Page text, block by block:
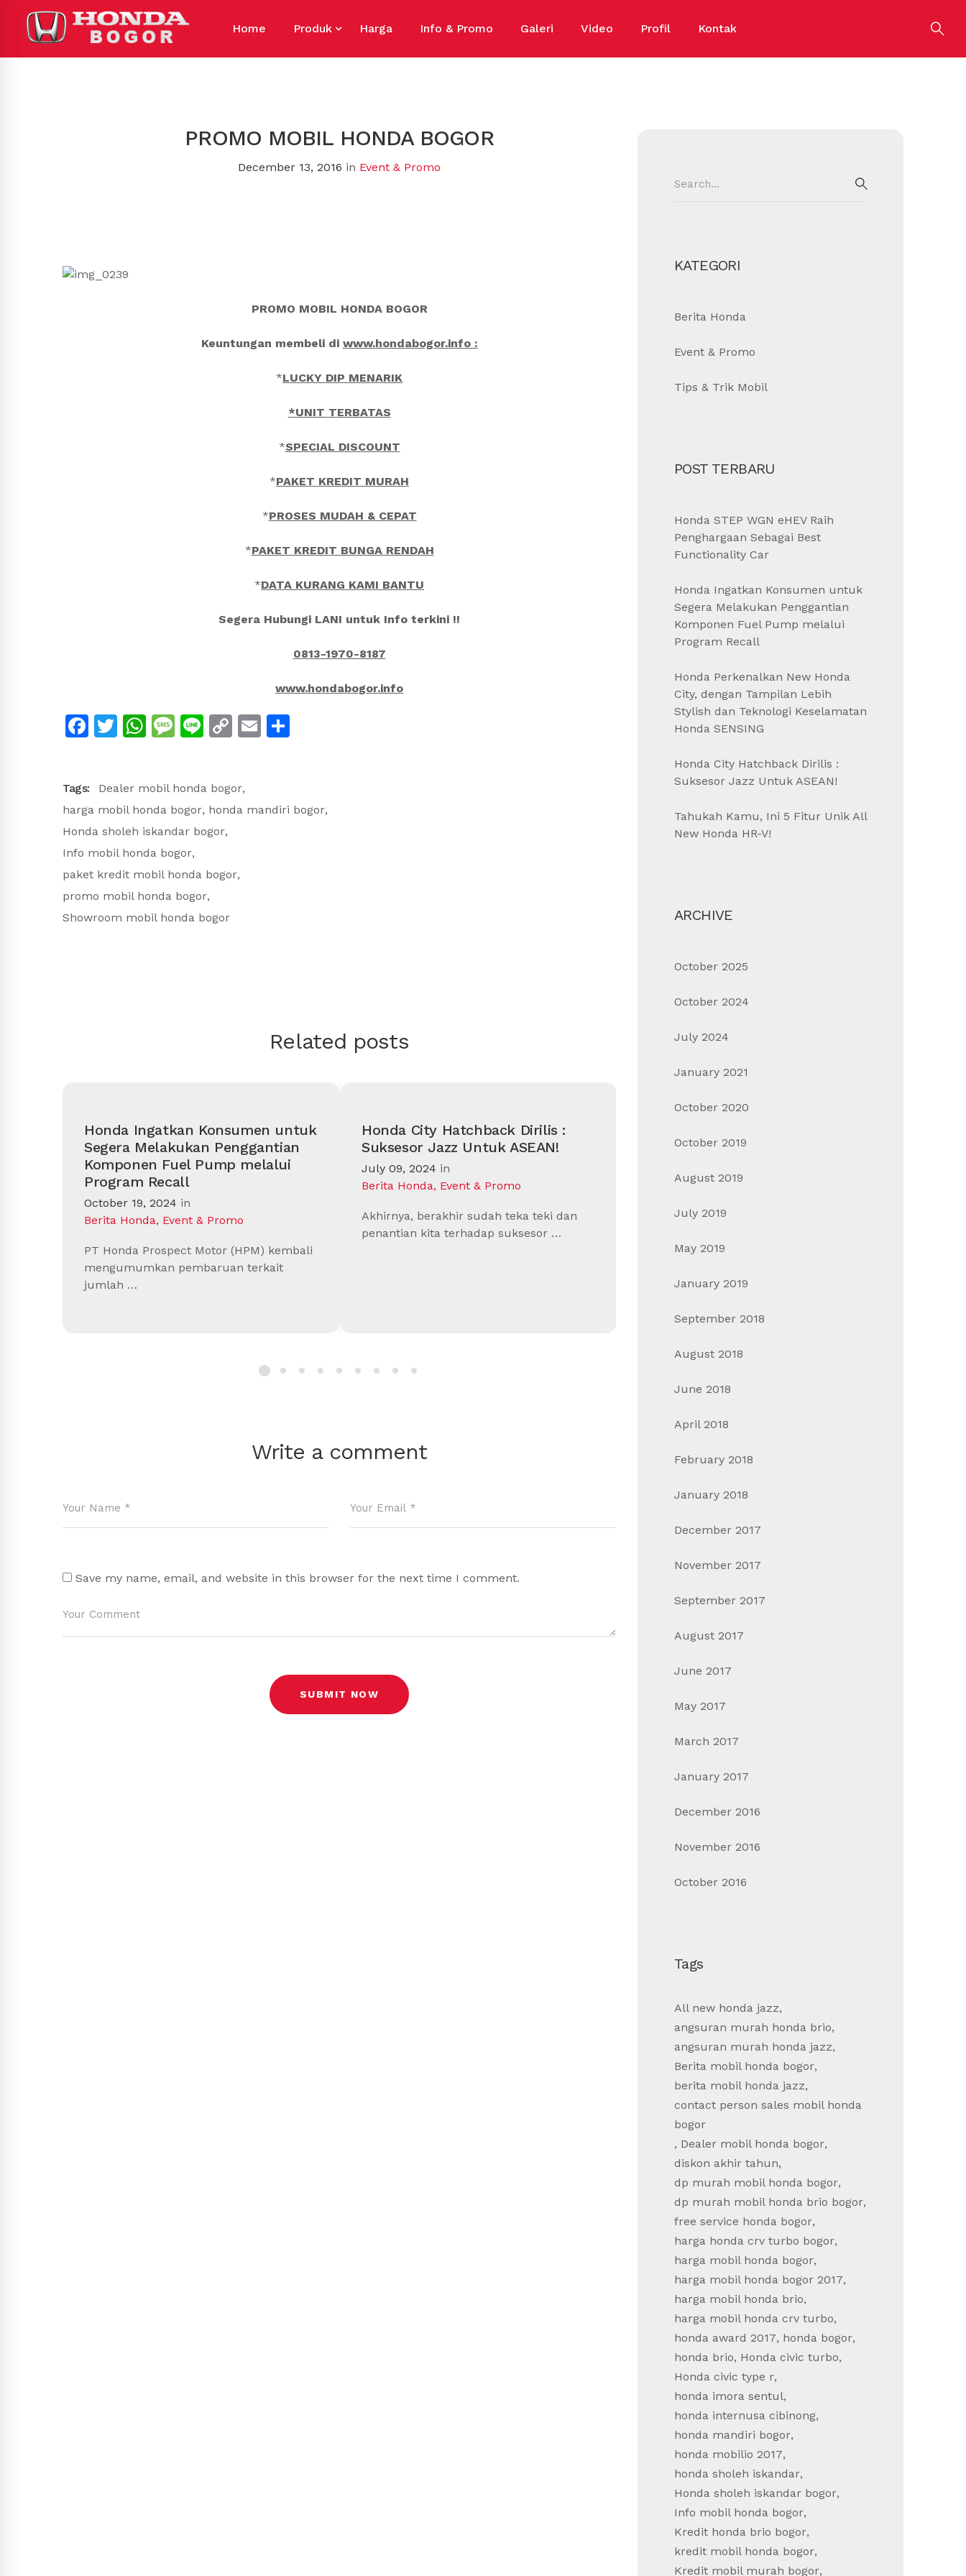
Home Produk Harga Info & Promo Galeri Video Profil Kontak
PROMO MOBIL HONDA BOGOR
December 13, 2016 in Event & Promo
PROMO MOBIL HONDA BOGOR
Keuntungan membeli di www.hondabogor.info :
*LUCKY DIP MENARIK
*UNIT TERBATAS
*SPECIAL DISCOUNT
*PAKET KREDIT MURAH
*PROSES MUDAH & CEPAT
*PAKET KREDIT BUNGA RENDAH
*DATA KURANG KAMI BANTU
Segera Hubungi LANI untuk Info terkini !!
0813-1970-8187
www.hondabogor.info
Facebook
Twitter
WhatsApp
Message
LineCopyEmail
Tags: Dealer mobil honda bogor,
harga mobil honda bogor, honda mandiri bogor,
Honda sholeh iskandar bogor,
Info mobil honda bogor,
paket kredit mobil honda bogor,
promo mobil honda bogor,
Showroom mobil honda bogor
Related posts
Honda Ingatkan Konsumen untuk
Segera Melakukan Penggantian
Komponen Fuel Pump melalui
Program Recall
October 19, 2024 in
Berita Honda, Event & Promo
PT Honda Prospect Motor (HPM) kembali
mengumumkan pembaruan terkait
jumlah …
Honda City Hatchback Dirilis :
Suksesor Jazz Untuk ASEAN!
July 09, 2024 in
Berita Honda, Event & Promo
Akhirnya, berakhir sudah teka teki dan
penantian kita terhadap suksesor …
Konsumen Berolahraga Sambil
“Sehat Bersama Honda”
tahun 2021, Honda …
Write a comment
Save my name, email, and website in this browser for the next time I comment.
for:
KATEGORI
Berita Honda
Event & Promo
Tips & Trik Mobil
POST TERBARU
Honda STEP WGN eHEV Raih
Penghargaan Sebagai Best
Functionality Car
Honda Ingatkan Konsumen untuk
Segera Melakukan Penggantian
Komponen Fuel Pump melalui
Program Recall
Honda Perkenalkan New Honda
City, dengan Tampilan Lebih
Stylish dan Teknologi Keselamatan
Honda SENSING
Honda City Hatchback Dirilis :
Suksesor Jazz Untuk ASEAN!
Tahukah Kamu, Ini 5 Fitur Unik All
New Honda HR-V!
ARCHIVE
October 2025
October 2024
July 2024
January 2021
October 2020
October 2019
August 2019
July 2019
May 2019
January 2019
September 2018
August 2018
June 2018
April 2018
February 2018
January 2018
December 2017
November 2017
September 2017
August 2017
June 2017
May 2017
March 2017
January 2017
December 2016
November 2016
October 2016
Tags
All new honda jazz,
angsuran murah honda brio,
angsuran murah honda jazz,
Berita mobil honda bogor,
berita mobil honda jazz,
contact person sales mobil honda
bogor
, Dealer mobil honda bogor,
diskon akhir tahun,
dp murah mobil honda bogor,
dp murah mobil honda brio bogor,
free service honda bogor,
harga honda crv turbo bogor,
harga mobil honda bogor,
harga mobil honda bogor 2017,
harga mobil honda brio,
harga mobil honda crv turbo,
honda award 2017, honda bogor,
honda brio, Honda civic turbo,
Honda civic type r,
honda imora sentul,
honda internusa cibinong,
honda mandiri bogor,
honda mobilio 2017,
honda sholeh iskandar,
Honda sholeh iskandar bogor,
Info mobil honda bogor,
Kredit honda brio bogor,
kredit mobil honda bogor,
Kredit mobil murah bogor,